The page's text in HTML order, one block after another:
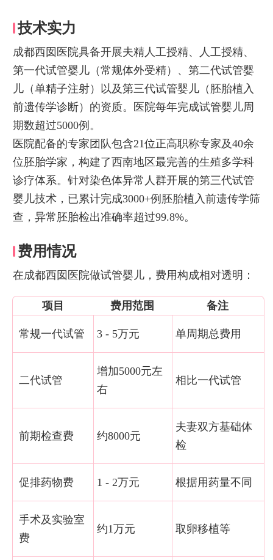
技术实力
成都西囡医院具备开展夫精人工授精、人工授精、
第一代试管婴儿（常规体外受精）、第二代试管婴
儿（单精子注射）以及第三代试管婴儿（胚胎植入
前遗传学诊断）的资质。医院每年完成试管婴儿周
期数超过5000例。
医院配备的专家团队包含21位正高职称专家及40余
位胚胎学家，构建了西南地区最完善的生殖多学科
诊疗体系。针对染色体异常人群开展的第三代试管
婴儿技术，已累计完成3000+例胚胎植入前遗传学筛
查，异常胚胎检出准确率超过99.8%。
费用情况
在成都西囡医院做试管婴儿，费用构成相对透明：
项目 费用范围 备注
常规一代试管 3 - 5万元 单周期总费用
二代试管
增加5000元左
右
相比一代试管
前期检查费 约8000元
夫妻双方基础体
检
促排药物费 1 - 2万元 根据用药量不同
手术及实验室
费
约1万元 取卵移植等